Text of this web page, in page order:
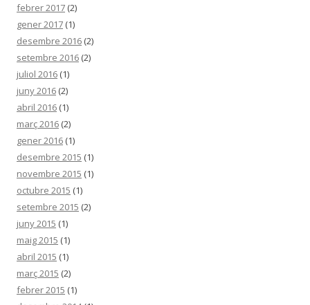
febrer 2017 (2)
gener 2017 (1)
desembre 2016 (2)
setembre 2016 (2)
juliol 2016 (1)
juny 2016 (2)
abril 2016 (1)
març 2016 (2)
gener 2016 (1)
desembre 2015 (1)
novembre 2015 (1)
octubre 2015 (1)
setembre 2015 (2)
juny 2015 (1)
maig 2015 (1)
abril 2015 (1)
març 2015 (2)
febrer 2015 (1)